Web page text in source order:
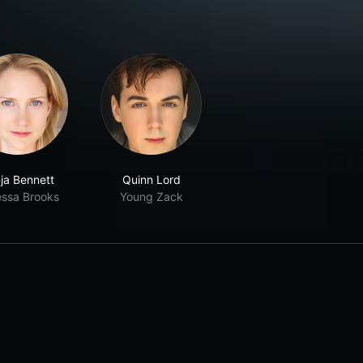
Bennett
Brooks
Quinn Lord
Young Zack